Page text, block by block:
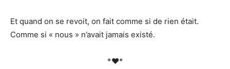
Et quand on se revoit, on fait comme si de rien était.
Comme si « nous » n’avait jamais existé.
*♥*